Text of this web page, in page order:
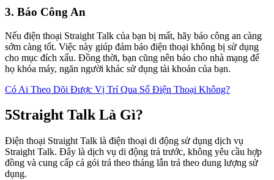
3. Báo Công An
Nếu điện thoại Straight Talk của bạn bị mất, hãy báo công an càng
sớm càng tốt. Việc này giúp đảm bảo điện thoại không bị sử dụng
cho mục đích xấu. Đồng thời, bạn cũng nên báo cho nhà mạng để
họ khóa máy, ngăn người khác sử dụng tài khoản của bạn.
Có Ai Theo Dõi Được Vị Trí Qua Số Điện Thoại Không?
5Straight Talk Là Gì?
Điện thoại Straight Talk là điện thoại di động sử dụng dịch vụ
Straight Talk. Đây là dịch vụ di động trả trước, không yêu cầu hợp
đồng và cung cấp cả gói trả theo tháng lẫn trả theo dung lượng sử
dụng.